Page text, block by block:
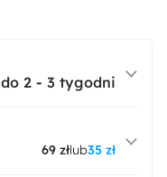
do 2 - 3 tygodni
69 złlub35 zł